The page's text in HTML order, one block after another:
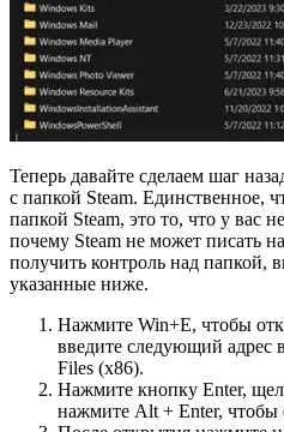
Теперь давайте сделаем шаг
с папкой Steam. Единственное,
папкой Steam, это то, что у вас
почему Steam не может писать
получить контроль над папкой,
указанные ниже.
Нажмите Win+E, чтобы
введите следующий адрес
Files (x86).
Нажмите кнопку Enter,
нажмите Alt + Enter, чтобы